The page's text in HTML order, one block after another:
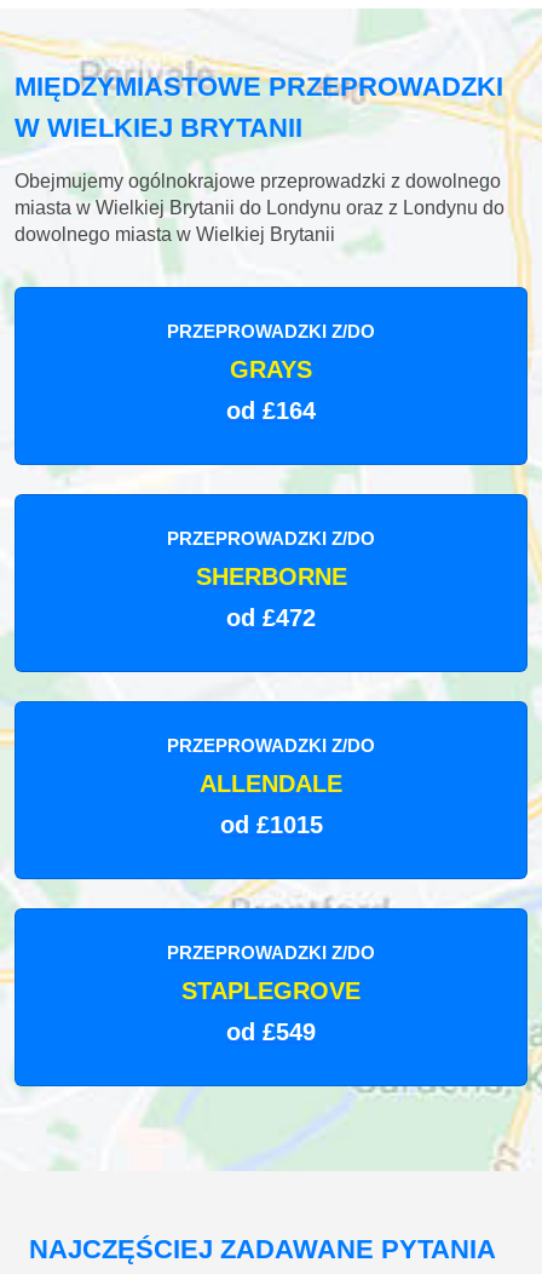
MIĘDZYMIASTOWE PRZEPROWADZKI
W WIELKIEJ BRYTANII
Obejmujemy ogólnokrajowe przeprowadzki z dowolnego
miasta w Wielkiej Brytanii do Londynu oraz z Londynu do
dowolnego miasta w Wielkiej Brytanii
PRZEPROWADZKI Z/DO
GRAYS
od £164
PRZEPROWADZKI Z/DO
SHERBORNE
od £472
PRZEPROWADZKI Z/DO
ALLENDALE
od £1015
PRZEPROWADZKI Z/DO
STAPLEGROVE
od £549
NAJCZĘŚCIEJ ZADAWANE PYTANIA